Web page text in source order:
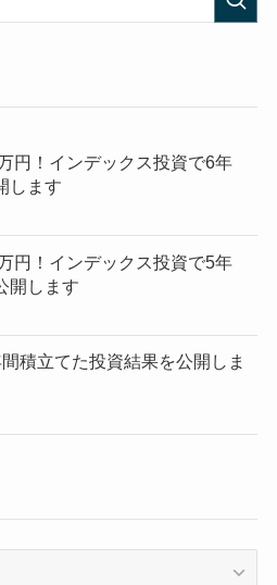
円！インデックス投資で6年
します
円！インデックス投資で5年
開します
積立てた投資結果を公開しま